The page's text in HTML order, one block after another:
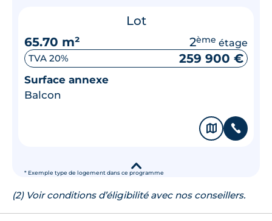
* Exemple type de logement dans ce programme
Lot
65.70 m²
2ème étage
TVA 20% 259 900 €
Surface annexe
Balcon
🗞 📞
▾
(2) Voir conditions d’éligibilité avec nos conseillers.